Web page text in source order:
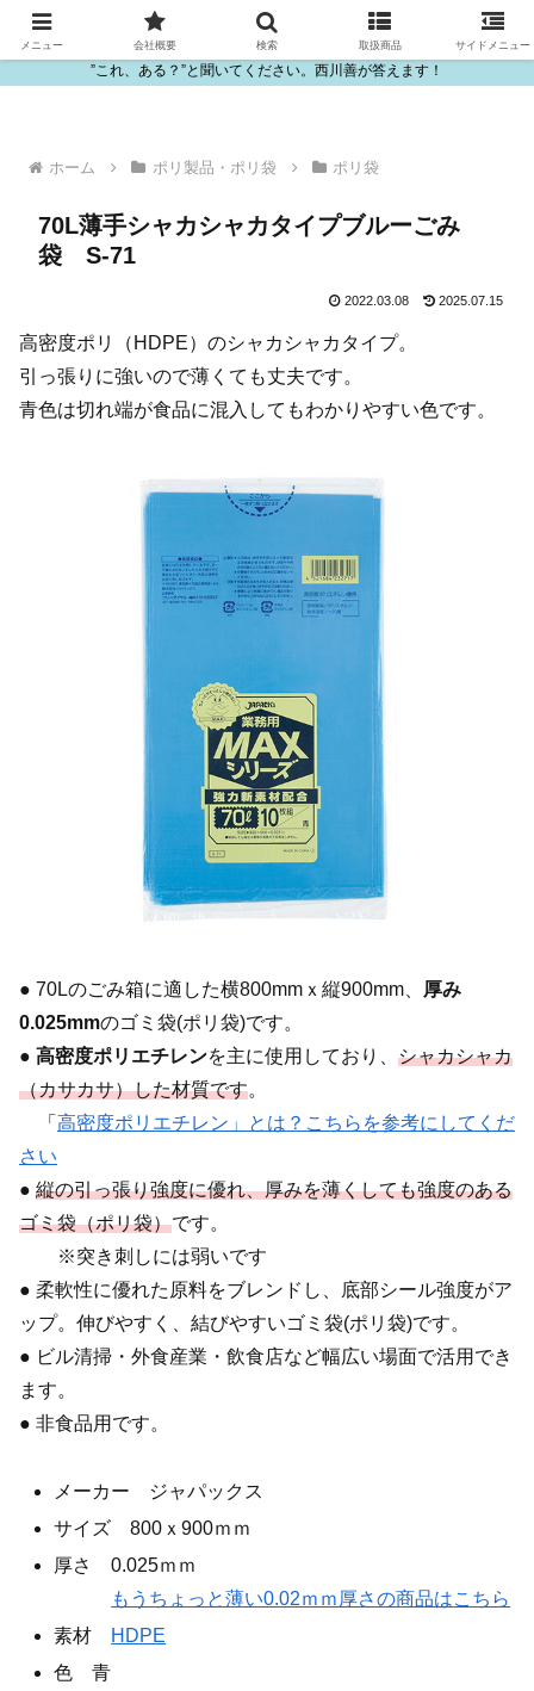
ビニール・プラスチック製品の卸販売は西川善
”これ、ある？”と聞いてください。西川善が答えます！
ホーム ポリ製品・ポリ袋 ポリ袋
70L薄手シャカシャカタイプブルーごみ
袋 S-71
2022.03.08 2025.07.15
高密度ポリ（HDPE）のシャカシャカタイプ。
引っ張りに強いので薄くても丈夫です。
青色は切れ端が食品に混入してもわかりやすい色です。
● 70Lのごみ箱に適した横800mmｘ縦900mm、 厚み
0.025mmのゴミ袋(ポリ袋)です。
● 高密度ポリエチレンを主に使用しており、 シャカシャカ
（カサカサ）した材質です。
「 高密度ポリエチレン」とは？こちらを参考にしてくだ
さい
● 縦の引っ張り強度に優れ、厚みを薄くしても強度のある
ゴミ袋（ポリ袋）です。
※突き刺しには弱いです
● 柔軟性に優れた原料をブレンドし、底部シール強度がア
ップ。伸びやすく、結びやすいゴミ袋(ポリ袋)です。
● ビル清掃・外食産業・飲食店など幅広い場面で活用でき
ます。
● 非食品用です。
メーカー ジャパックス
サイズ 800ｘ900ｍｍ
厚さ 0.025ｍｍ
もうちょっと薄い0.02ｍｍ厚さの商品はこちら
素材
HDPE
色 青
メニュー 会社概要 検索 取扱商品 サイドメニュー